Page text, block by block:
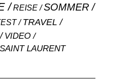
REISE SOMMER
TRAVEL
VIDEO
LAURENT